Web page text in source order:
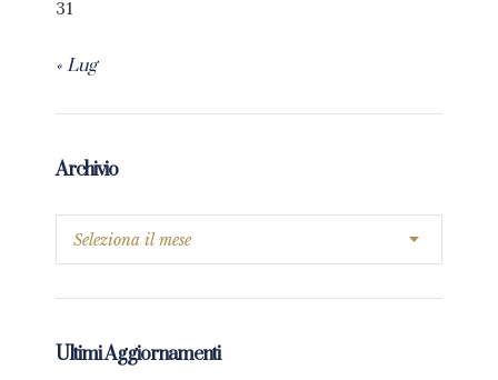
31
« Lug
Archivio
Ultimi Aggiornamenti